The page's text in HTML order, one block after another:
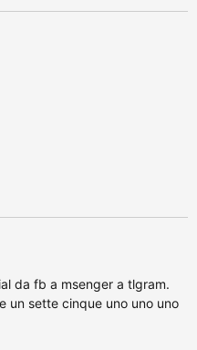
da fb a msenger a tlgram.
un sette cinque uno uno uno